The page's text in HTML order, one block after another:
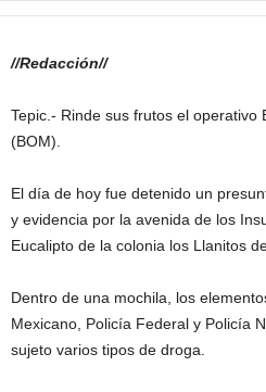
//Redacción//
Tepic.- Rinde sus frutos el operativo
(BOM).
El día de hoy fue detenido un
y evidencia por la avenida de los
Eucalipto de la colonia los Llanitos
Dentro de una mochila, los
Mexicano, Policía Federal y Policía
sujeto varios tipos de droga.